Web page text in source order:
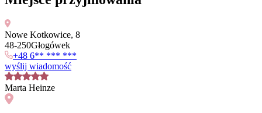
Nowe Kotkowice, 8
48-250Głogówek
+48 6** *** ***
wyślij wiadomość
Marta Heinze